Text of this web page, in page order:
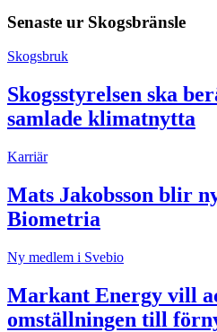
Senaste ur Skogsbränsle
Skogsbruk
Skogsstyrelsen ska
samlade klimatnytta
Karriär
Mats Jakobsson blir
Biometria
Ny medlem i Svebio
Markant Energy vill
omställningen till